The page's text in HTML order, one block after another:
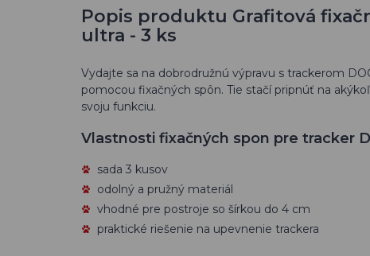
Popis produktu Grafitová
ultra - 3 ks
Vydajte sa na dobrodružnú výpravu s trackerom
pomocou fixačných spôn. Tie stačí pripnúť na
svoju funkciu.
Vlastnosti fixačných spon pre tracker
sada 3 kusov
odolný a pružný materiál
vhodné pre postroje so šírkou do 4 cm
praktické riešenie na upevnenie trackera